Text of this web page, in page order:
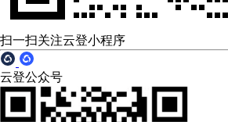
扫一扫关注云登小程序
云登公众号